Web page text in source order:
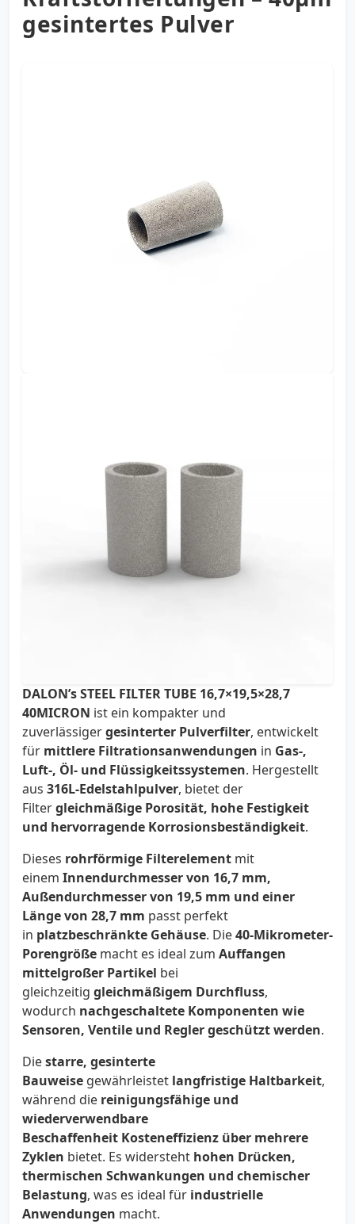
gesintertes Pulver
DALON’s STEEL FILTER TUBE 16,7×19,5×28,7
40MICRON ist ein kompakter und
zuverlässigergesinterter Pulverfilter, entwickelt
für mittlere Filtrationsanwendungen in Gas-,
Luft-, Öl- und Flüssigkeitssystemen. Hergestellt
aus 316L-Edelstahlpulver, bietet der
Filtergleichmäßige Porosität, hohe Festigkeit
und hervorragende Korrosionsbeständigkeit.
Dieses rohrförmige Filterelement mit
einem Innendurchmesser von 16,7 mm,
Außendurchmesser von 19,5 mm und einer
Länge von 28,7 mm passt perfekt
in platzbeschränkte Gehäuse. Die40-Mikrometer-
Porengröße macht es ideal zum Auffangen
mittelgroßer Partikel bei
gleichzeitig gleichmäßigem Durchfluss,
wodurch nachgeschaltete Komponenten wie
Sensoren, Ventile und Regler geschützt werden.
Diestarre, gesinterte
Bauweise gewährleistet langfristige Haltbarkeit,
während die reinigungsfähige und
wiederverwendbare
Beschaffenheit Kosteneffizienz über mehrere
Zyklen bietet. Es widersteht hohen Drücken,
thermischen Schwankungen und chemischer
Belastung, was es ideal für industrielle
Anwendungen macht.